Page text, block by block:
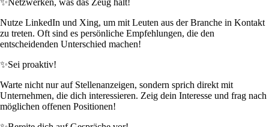
✨ Netzwerken, was das Zeug hält!
Nutze LinkedIn und Xing, um mit Leuten aus der Branche in Kontakt
zu treten. Oft sind es persönliche Empfehlungen, die den
entscheidenden Unterschied machen!
✨Sei proaktiv!
Warte nicht nur auf Stellenanzeigen, sondern sprich direkt mit
Unternehmen, die dich interessieren. Zeig dein Interesse und frag nach
möglichen offenen Positionen!